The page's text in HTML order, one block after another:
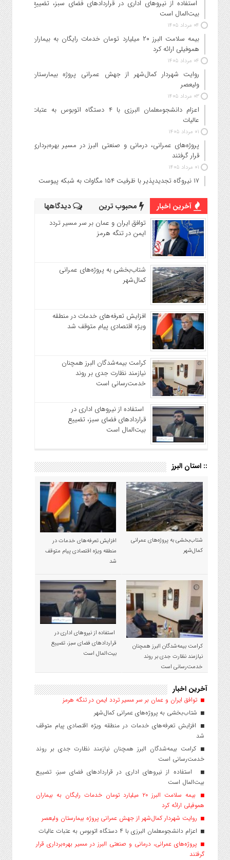
استفاده از نیروهای اداری در قراردادهای فضای سبز، تضییع
بیت‌المال است
۰۴ مرداد ۱۴۰۵
بیمه سلامت البرز ۲۰ میلیارد تومان خدمات رایگان به بیماران
هموفیلی ارائه کرد
۰۴ مرداد ۱۴۰۵
روایت شهردار کمال‌شهر از جهش عمرانی پروژه بیمارستان
ولیعصر
۰۳ مرداد ۱۴۰۵
اعزام دانشجو‌معلمان البرزی با ۴ دستگاه اتوبوس به عتبات
عالیات
۰۱ مرداد ۱۴۰۵
پروژه‌های عمرانی، درمانی و صنعتی البرز در مسیر بهره‌برداری
قرار گرفتند
۰۱ مرداد ۱۴۰۵
۱۷ نیروگاه تجدیدپذیر با ظرفیت ۱۵۴ مگاوات به شبکه پیوست
آخرین اخبار محبوب ترین دیدگاهها
توافق ایران و عمان بر سر مسیر تردد
ایمن در تنگه هرمز
شتاب‌بخشی به پروژه‌های عمرانی
کمال‌شهر
افزایش تعرفه‌های خدمات در منطقه
ویژه اقتصادی پیام متوقف شد
کرامت بیمه‌شدگان البرز همچنان
نیازمند نظارت جدی بر روند
خدمت‌رسانی است
استفاده از نیروهای اداری در
قراردادهای فضای سبز، تضییع
بیت‌المال است
:: استان البرز
شتاب‌بخشی به پروژه‌های عمرانی
کمال‌شهر
افزایش تعرفه‌های خدمات در
منطقه ویژه اقتصادی پیام متوقف
شد
کرامت بیمه‌شدگان البرز همچنان
نیازمند نظارت جدی بر روند
خدمت‌رسانی است
استفاده از نیروهای اداری در
قراردادهای فضای سبز، تضییع
بیت‌المال است
آخرین اخبار
توافق ایران و عمان بر سر مسیر تردد ایمن در تنگه هرمز
شتاب‌بخشی به پروژه‌های عمرانی کمال‌شهر
افزایش تعرفه‌های خدمات در منطقه ویژه اقتصادی پیام متوقف
شد
کرامت بیمه‌شدگان البرز همچنان نیازمند نظارت جدی بر روند
خدمت‌رسانی است
استفاده از نیروهای اداری در قراردادهای فضای سبز، تضییع
بیت‌المال است
بیمه سلامت البرز ۲۰ میلیارد تومان خدمات رایگان به بیماران
هموفیلی ارائه کرد
روایت شهردار کمال‌شهر از جهش عمرانی پروژه بیمارستان ولیعصر
اعزام دانشجو‌معلمان البرزی با ۴ دستگاه اتوبوس به عتبات عالیات
پروژه‌های عمرانی، درمانی و صنعتی البرز در مسیر بهره‌برداری قرار
گرفتند